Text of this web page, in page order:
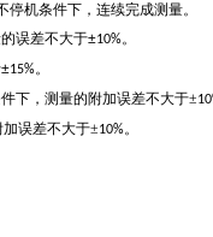
停机条件下，连续完成测量。
误差不大于±10%。
±15%。
下，测量的附加误差不大于±
加误差不大于±10%。